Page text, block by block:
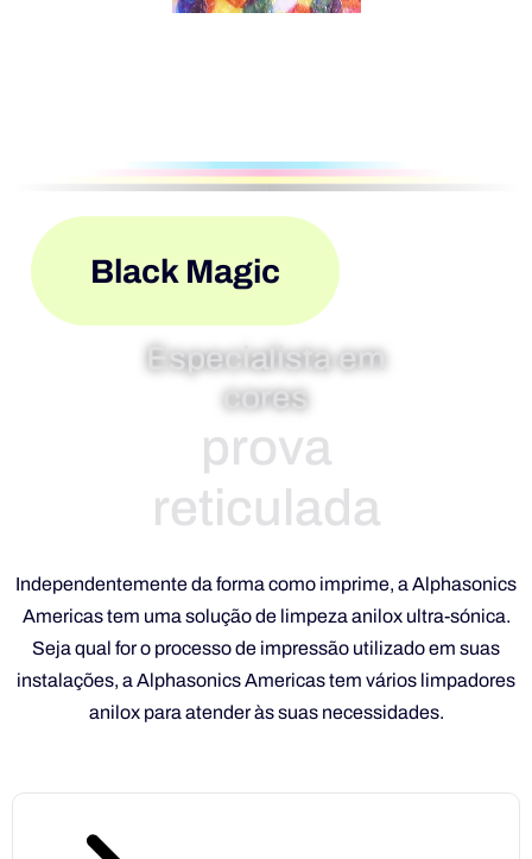
Black Magic
Especialista em
coresg
Independentemente da forma como imprime, a Alphasonics
Americas tem uma solução de limpeza anilox ultra-sónica.
instalações, a Alphasonics Americas tem vários limpadores
anilox para atender às suas necessidades.
Suporte a NColor